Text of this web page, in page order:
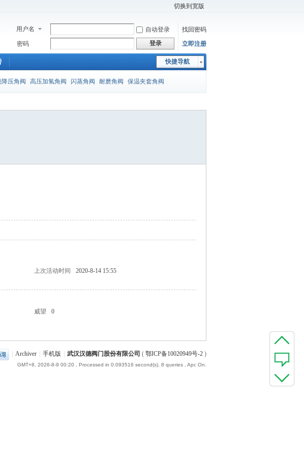
切换到宽版
用户名 自动登录
找回密码
密码
登录 立即注册
快捷导航
降压角阀 高压加氢角阀 闪蒸角阀 耐磨角阀 保温夹套角阀
上次活动时间
2020-8-14 15:55
威望
0
Archiver 手机版 武汉汉德阀门股份有限公司 ( 鄂ICP备10020949号-2 )
GMT+8, 2026-8-9 00:20 , Processed in 0.093516 second(s), 8 queries , Apc On.